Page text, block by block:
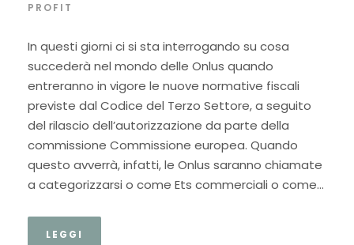
PROFIT
In questi giorni ci si sta interrogando su cosa
succederà nel mondo delle Onlus quando
entreranno in vigore le nuove normative fiscali
previste dal Codice del Terzo Settore, a seguito
del rilascio dell’autorizzazione da parte della
commissione Commissione europea. Quando
questo avverrà, infatti, le Onlus saranno chiamate
a categorizzarsi o come Ets commerciali o come...
LEGGI